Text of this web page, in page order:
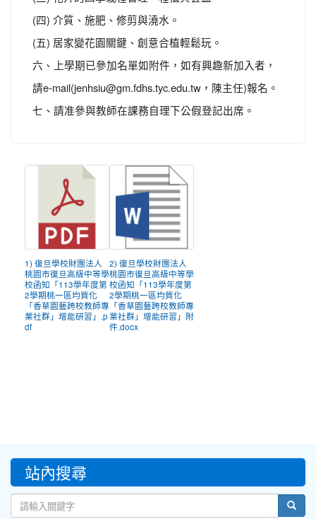
(四) 介質、施肥、修剪與澆水。
(五) 居家變花園關鍵、創意合植輕鬆玩。
六、上學期已參加名單如附件，如有興趣新加入者，
請e-mail(jenhsiu@gm.fdhs.tyc.edu.tw，陳主任)報名。
七、請准參與教師在課務自理下公假登記出席。
1) 復旦學校財團法人
桃園市復旦高級中等學
校函知「113學年度第
2學期桃一區均質化
「香草園藝跨校教師專
業社群」增能研習」.p
df
2) 復旦學校財團法人
桃園市復旦高級中等學
校函知「113學年度第
2學期桃一區均質化
「香草園藝跨校教師專
業社群」增能研習」附
件.docx
::: 站內搜尋